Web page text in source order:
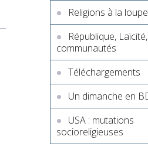
Religions à la loupe
République, Laïcité,
communautés
Téléchargements
Un dimanche en
USA : mutations
socioreligieuses